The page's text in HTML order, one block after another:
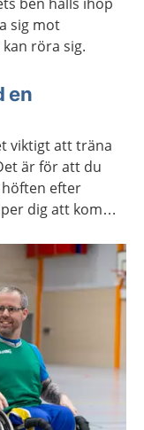
sig mot
röra sig.
en
viktigt att träna
är för att du
efter
dig att komma